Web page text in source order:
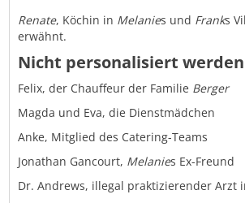
Renate, Köchin in Melanies und Franks
erwähnt.
Nicht personalisiert
Felix, der Chauffeur der Familie Berger
Magda und Eva, die Dienstmädchen
Anke, Mitglied des Catering-Teams
Jonathan Gancourt, Melanies Ex-Freund
Dr. Andrews, illegal praktizierender Arzt